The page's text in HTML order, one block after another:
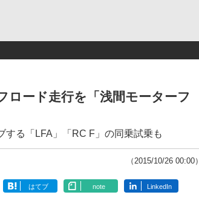
ロード走行を「浅間モーターフ
する「LFA」「RC F」の同乗試乗も
（2015/10/26 00:00）
はてブ note LinkedIn